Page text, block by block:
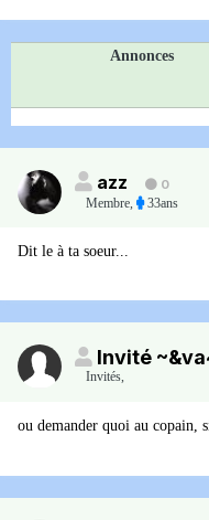
Annonces
azz
0
Membre, 33ans
Dit le à ta soeur...
Invité
Invités,
ou demander quoi au copain,